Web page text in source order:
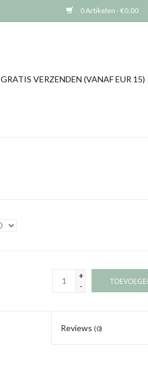
0 Artikelen - €0,00
GRATIS VERZENDEN (VANAF EUR 15)
+
-
Reviews (0)